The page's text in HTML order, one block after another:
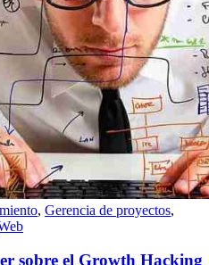
, Gerencia de proyectos,
sobre el Growth Hacking